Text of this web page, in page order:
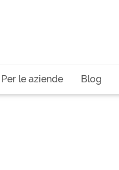
Per le aziende Blog